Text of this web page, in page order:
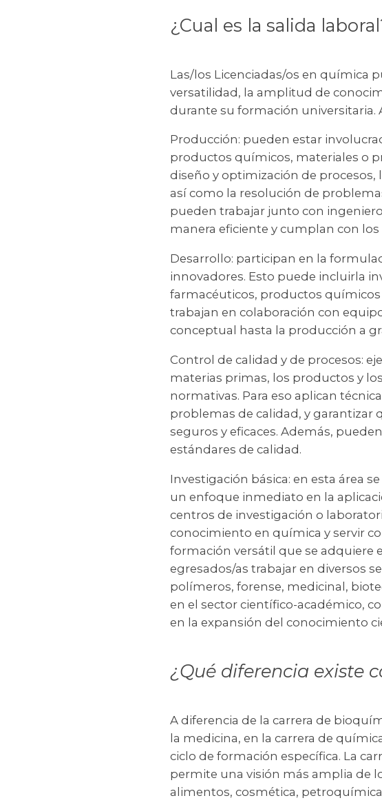
¿Cual es la salida
Las/los Licenciadas/os en química
versatilidad, la amplitud de
durante su formación
Producción: pueden estar
productos químicos, materiales o
diseño y optimización de
así como la resolución de
pueden trabajar junto con
manera eficiente y cumplan con
Desarrollo: participan en la
innovadores. Esto puede incluirla
farmacéuticos, productos químicos
trabajan en colaboración con
conceptual hasta la producción a
Control de calidad y de procesos:
materias primas, los productos y
normativas. Para eso aplican
problemas de calidad, y garantizar
seguros y eficaces. Además,
estándares de calidad.
Investigación básica: en esta área
un enfoque inmediato en la
centros de investigación o
conocimiento en química y servir
formación versátil que se adquiere
egresados/as trabajar en diversos
polímeros, forense, medicinal,
en el sector científico-académico,
en la expansión del conocimiento
¿Qué diferencia existe
A diferencia de la carrera de
la medicina, en la carrera de
ciclo de formación específica. La
permite una visión más amplia de
alimentos, cosmética,